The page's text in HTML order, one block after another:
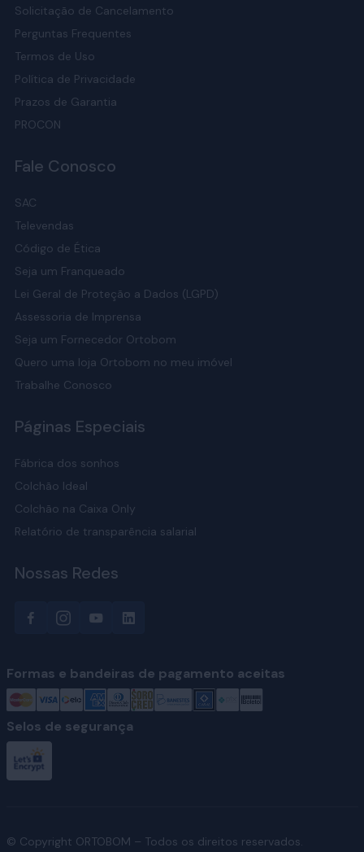
Solicitação de Cancelamento
Perguntas Frequentes
Termos de Uso
Política de Privacidade
Prazos de Garantia
PROCON
Fale Conosco
SAC
Televendas
Código de Ética
Seja um Franqueado
Lei Geral de Proteção a Dados (LGPD)
Assessoria de Imprensa
Seja um Fornecedor Ortobom
Quero uma loja Ortobom no meu imóvel
Trabalhe Conosco
Páginas Especiais
Fábrica dos sonhos
Colchão Ideal
Colchão na Caixa Only
Relatório de transparência salarial
Nossas Redes
Formas e bandeiras de pagamento aceitas
Selos de segurança
© Copyright ORTOBOM – Todos os direitos reservados.